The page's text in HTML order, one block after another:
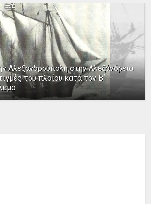
Αλεξανδρούπολη στην Αλεξάνδρεια
του πλοίου κατά τον Β΄